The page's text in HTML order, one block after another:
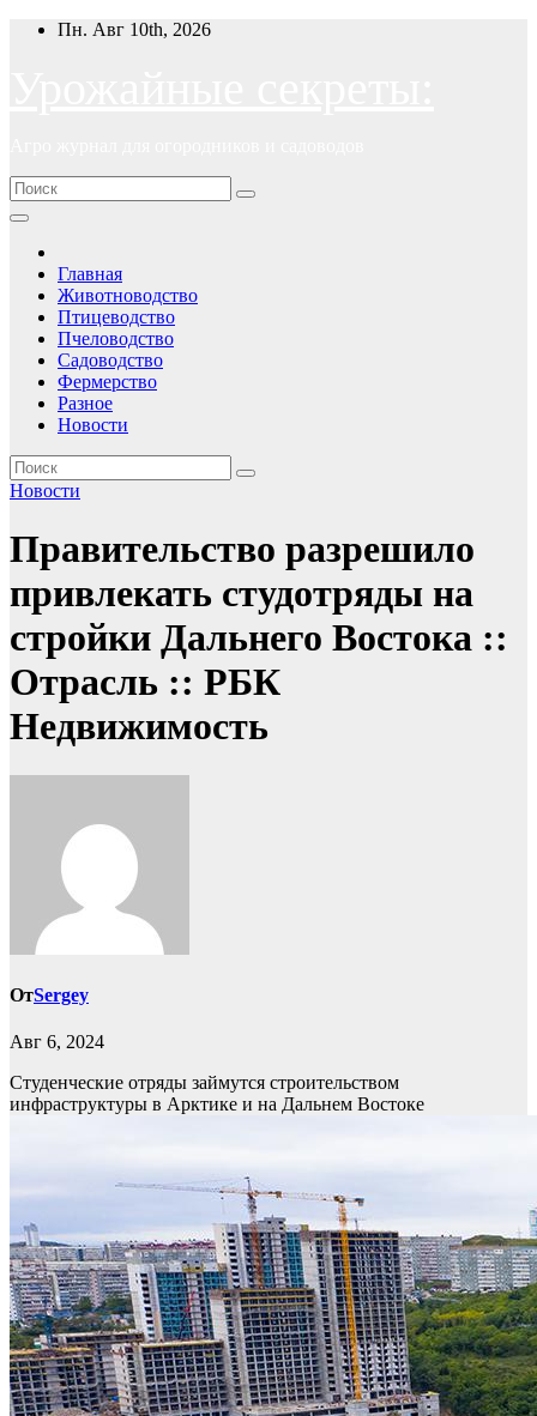
ПерейтиПн. Авг 10th, 2026
Главная
Животноводство
Птицеводство
Пчеловодство
Садоводство
Фермерство
Разное
Новости
Новости
Правительство разрешило
привлекать студотряды на
стройки Дальнего Востока ::
Отрасль :: РБК
Недвижимость
ОтSergey
Авг 6, 2024
Студенческие отряды займутся строительством
инфраструктуры в Арктике и на Дальнем Востоке